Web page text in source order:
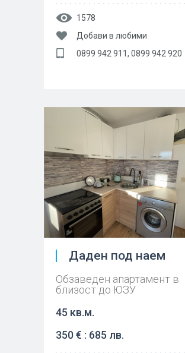
1578
Добави в любими
0899 942 911, 0899 942 920
Даден под наем
Обзаведен апартамент в
близост до ЮЗУ
45 кв.м.
350 € : 685 лв.